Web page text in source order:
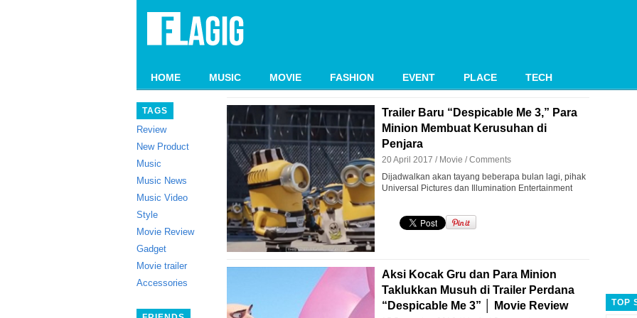
HOME MUSIC MOVIE FASHION EVENT PLACE TECH
TAGS
Review
New Product
Music
Music News
Music Video
Style
Movie Review
Gadget
Movie trailer
Accessories
Trailer Baru “Despicable Me 3,” Para
Minion Membuat Kerusuhan di
Penjara
20 April 2017 / Movie /Comments
Dijadwalkan akan tayang beberapa bulan lagi, pihak
Universal Pictures dan Illumination Entertainment
Aksi Kocak Gru dan Para Minion
Taklukkan Musuh di Trailer Perdana
“Despicable Me 3” │ Movie Review
TOP